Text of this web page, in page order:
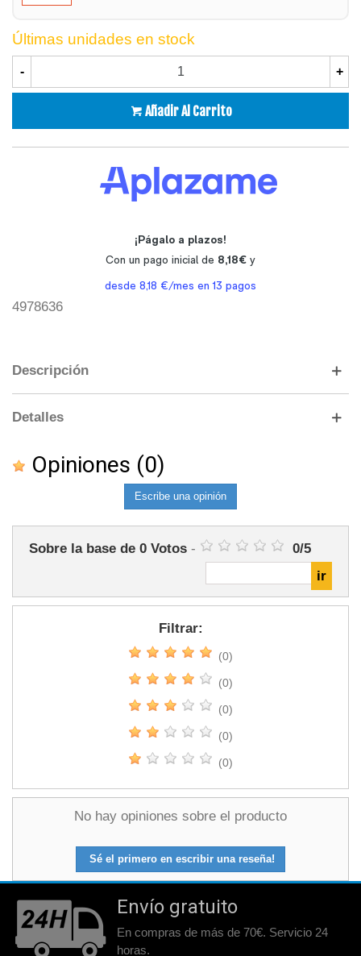
Últimas unidades en stock
- +
Añadir Al Carrito
4978636
Descripción
Detalles
Opiniones (0)
Escribe una opinión
Sobre la base de 0 Votos - 0/5
Filtrar:
(0)
(0)
(0)
(0)
(0)
No hay opiniones sobre el producto
Sé el primero en escribir una reseña!
Envío gratuito
En compras de más de 70€. Servicio 24
horas.